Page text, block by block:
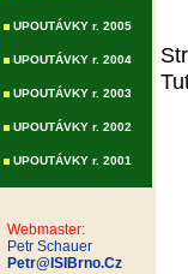
UPOUTÁVKY r. 2005
UPOUTÁVKY r. 2004
UPOUTÁVKY r. 2003
UPOUTÁVKY r. 2002
UPOUTÁVKY r. 2001
Webmaster:
Petr Schauer
Petr@ISIBrno.Cz